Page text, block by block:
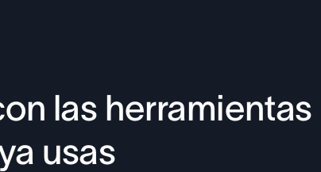
las herramientas
usas